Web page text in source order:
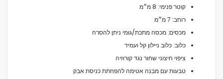
קוטר פנימי: 8 מ״מ
רוחב: 7 מ״מ
מכסים: מכסה מתכת/גומי ניתן להסרה
כלוב: כלוב ניילון קל ועמיד
ציפוי חיצוני שחור נגד קורוזיה
טבעות עם מבנה אטימה להפחתת כניסת אבק